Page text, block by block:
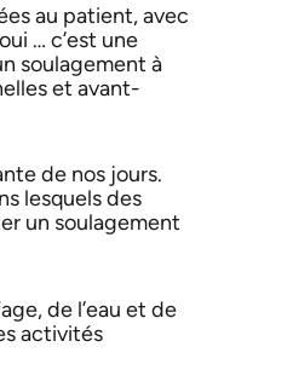
au patient, avec
… c’est une
soulagement à
et avant-
de nos jours.
lesquels des
un soulagement
de l’eau et de
activités